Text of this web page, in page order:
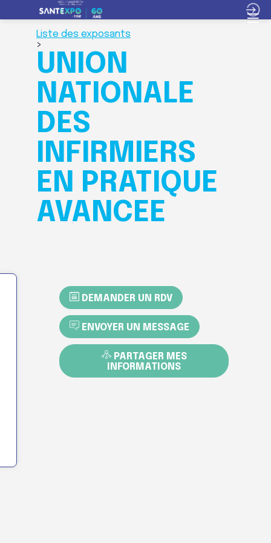
Liste des exposants
>
UNION
NATIONALE
DES
INFIRMIERS
EN PRATIQUE
AVANCEE
DEMANDER UN RDV
ENVOYER UN MESSAGE
PARTAGER MES
INFORMATIONS